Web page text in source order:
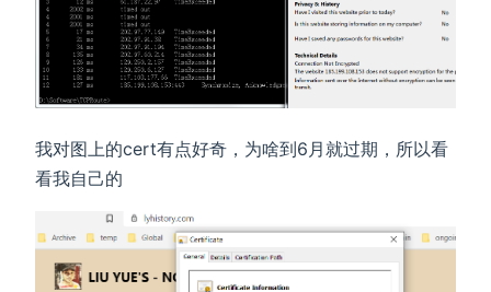
我对图上的cert有点好奇，为啥到6月就过期，所以看
看我自己的